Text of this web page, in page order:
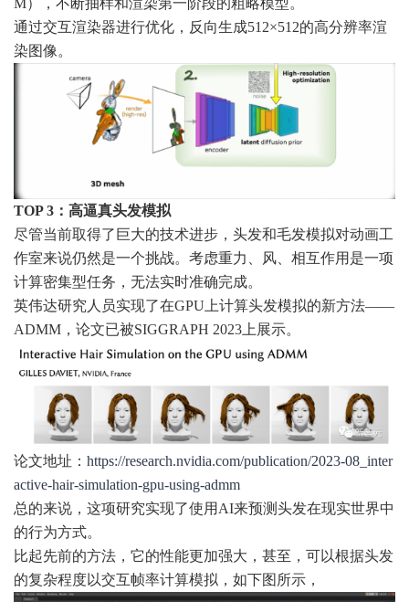
M），不断抽样和渲染第一阶段的粗略模型。
通过交互渲染器进行优化，反向生成512×512的高分辨率渲
染图像。
TOP 3：高逼真头发模拟
尽管当前取得了巨大的技术进步，头发和毛发模拟对动画工
作室来说仍然是一个挑战。考虑重力、风、相互作用是一项
计算密集型任务，无法实时准确完成。
英伟达研究人员实现了在GPU上计算头发模拟的新方法——
ADMM，论文已被SIGGRAPH 2023上展示。
论文地址： https://research.nvidia.com/publication/2023-08_inter
active-hair-simulation-gpu-using-admm
总的来说，这项研究实现了使用AI来预测头发在现实世界中
的行为方式。
比起先前的方法，它的性能更加强大，甚至，可以根据头发
的复杂程度以交互帧率计算模拟，如下图所示，